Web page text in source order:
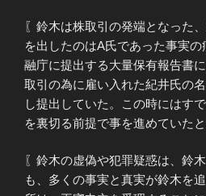
〖鈴木は株取引の発端となった
を出したのはA氏であった事実
融庁に提出する大量保有報告書
取引の為に雇い入れた紀井氏の
し提出していた。この時にはす
を裏切る前提で事を進めていたと
〖鈴木の虚偽や犯罪疑惑は、鈴
も、多くの事実と真実が鈴木を